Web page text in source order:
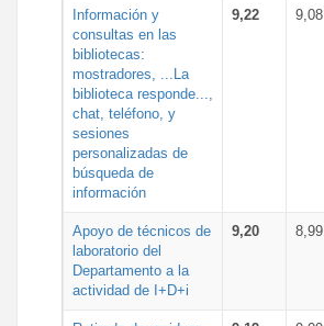
Información y
consultas en las
bibliotecas:
mostradores, ...La
biblioteca responde...,
chat, teléfono, y
sesiones
personalizadas de
búsqueda de
información
9,22 9,08
Apoyo de técnicos de
laboratorio del
Departamento a la
actividad de I+D+i
9,20 8,99